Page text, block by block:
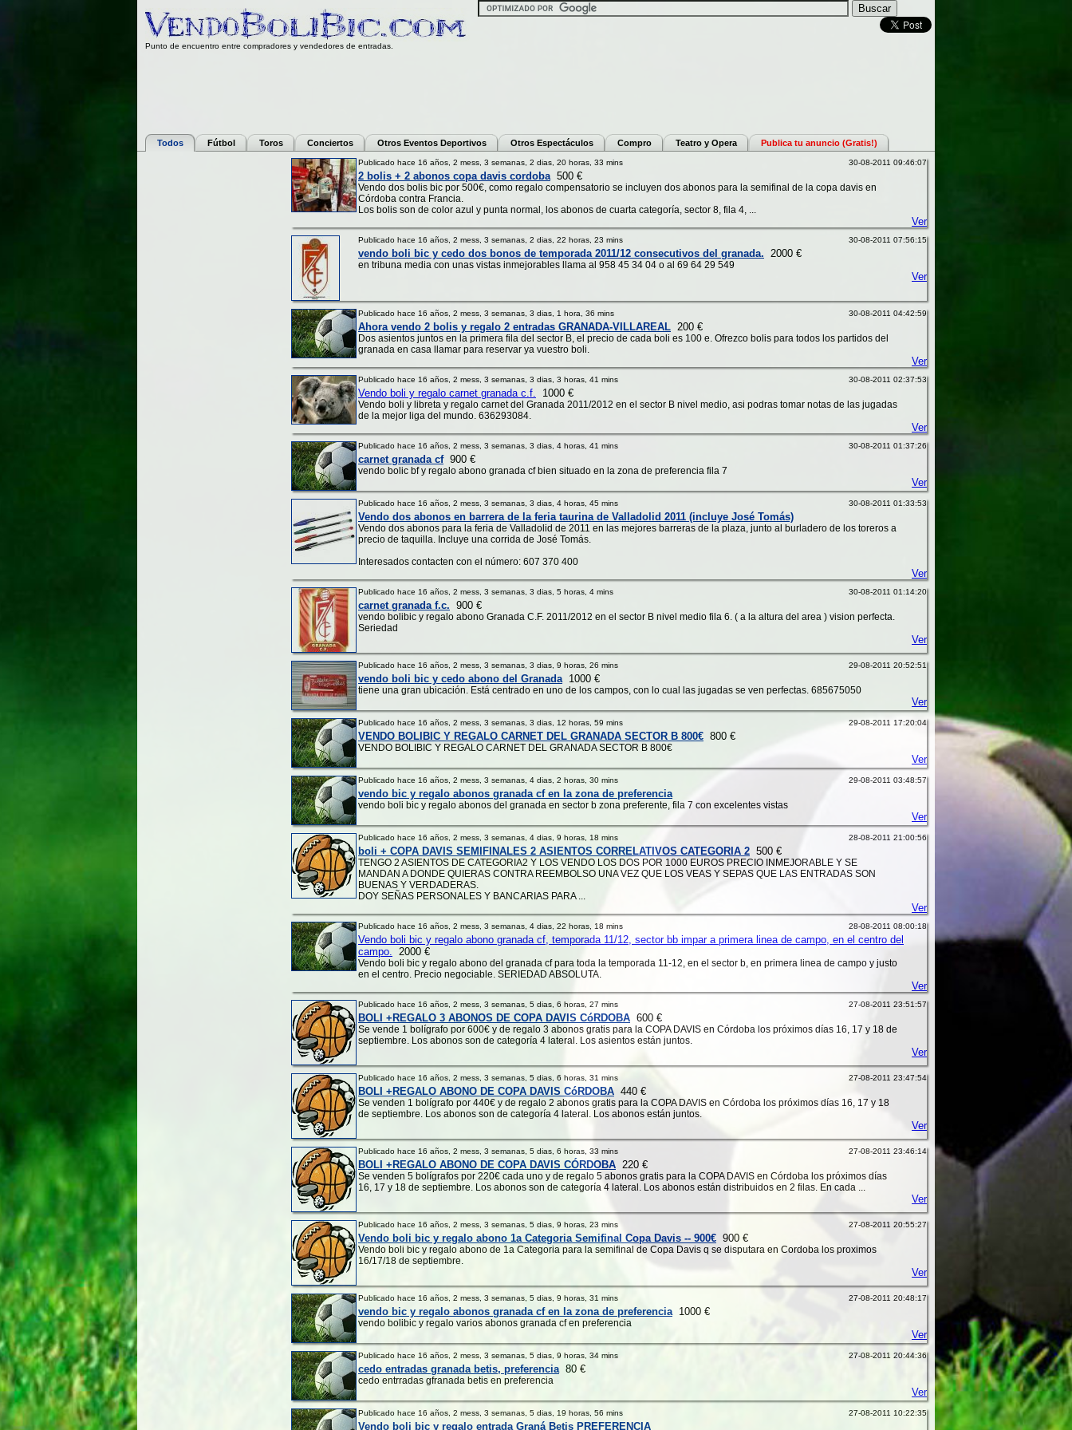
Punto de encuentro entre compradores y vendedores de entradas.
Todos Fútbol Toros Conciertos Otros Eventos Deportivos Otros Espectáculos Compro Teatro y Opera Publica tu anuncio (Gratis!)
Publicado hace 16 años, 2 mess, 3 semanas, 2 dias, 20 horas, 33 mins 30-08-2011 09:46:07
2 bolis + 2 abonos copa davis cordoba500 €
Vendo dos bolis bic por 500€, como regalo compensatorio se incluyen dos abonos para la semifinal de la copa davis en
Córdoba contra Francia.
Los bolis son de color azul y punta normal, los abonos de cuarta categoría, sector 8, fila 4, ...
Ver
Publicado hace 16 años, 2 mess, 3 semanas, 2 dias, 22 horas, 23 mins 30-08-2011 07:56:15
vendo boli bic y cedo dos bonos de temporada 2011/12 consecutivos del granada. 2000 €
en tribuna media con unas vistas inmejorables llama al 958 45 34 04 o al 69 64 29 549
Ver
Publicado hace 16 años, 2 mess, 3 semanas, 3 dias, 1 hora, 36 mins 30-08-2011 04:42:59
Ahora vendo 2 bolis y regalo 2 entradas GRANADA-VILLAREAL 200 €
Dos asientos juntos en la primera fila del sector B, el precio de cada boli es 100 e. Ofrezco bolis para todos los partidos del
granada en casa llamar para reservar ya vuestro boli.
Ver
Publicado hace 16 años, 2 mess, 3 semanas, 3 dias, 3 horas, 41 mins 30-08-2011 02:37:53
Vendo boli y regalo carnet granada c.f. 1000 €
Vendo boli y libreta y regalo carnet del Granada 2011/2012 en el sector B nivel medio, asi podras tomar notas de las jugadas
de la mejor liga del mundo. 636293084.
Ver
Publicado hace 16 años, 2 mess, 3 semanas, 3 dias, 4 horas, 41 mins 30-08-2011 01:37:26
carnet granada cf900 €
vendo bolic bf y regalo abono granada cf bien situado en la zona de preferencia fila 7
Ver
Publicado hace 16 años, 2 mess, 3 semanas, 3 dias, 4 horas, 45 mins 30-08-2011 01:33:53
Vendo dos abonos en barrera de la feria taurina de Valladolid 2011 (incluye José Tomás)
Vendo dos abonos para la feria de Valladolid de 2011 en las mejores barreras de la plaza, junto al burladero de los toreros a
precio de taquilla. Incluye una corrida de José Tomás.
Interesados contacten con el número: 607 370 400
Ver
Publicado hace 16 años, 2 mess, 3 semanas, 3 dias, 5 horas, 4 mins 30-08-2011 01:14:20
carnet granada f.c. 900 €
vendo bolibic y regalo abono Granada C.F. 2011/2012 en el sector B nivel medio fila 6. ( a la altura del area ) vision perfecta.
Seriedad
Ver
Publicado hace 16 años, 2 mess, 3 semanas, 3 dias, 9 horas, 26 mins 29-08-2011 20:52:51
vendo boli bic y cedo abono del Granada1000 €
tiene una gran ubicación. Está centrado en uno de los campos, con lo cual las jugadas se ven perfectas. 685675050
Ver
Publicado hace 16 años, 2 mess, 3 semanas, 3 dias, 12 horas, 59 mins 29-08-2011 17:20:04
VENDO BOLIBIC Y REGALO CARNET DEL GRANADA SECTOR B 800€ 800 €
VENDO BOLIBIC Y REGALO CARNET DEL GRANADA SECTOR B 800€
Ver
Publicado hace 16 años, 2 mess, 3 semanas, 4 dias, 2 horas, 30 mins 29-08-2011 03:48:57
vendo bic y regalo abonos granada cf en la zona de preferencia
vendo boli bic y regalo abonos del granada en sector b zona preferente, fila 7 con excelentes vistas
Ver
Publicado hace 16 años, 2 mess, 3 semanas, 4 dias, 9 horas, 18 mins 28-08-2011 21:00:56
boli + COPA DAVIS SEMIFINALES 2 ASIENTOS CORRELATIVOS CATEGORIA 2 500 €
TENGO 2 ASIENTOS DE CATEGORIA2 Y LOS VENDO LOS DOS POR 1000 EUROS PRECIO INMEJORABLE Y SE
MANDAN A DONDE QUIERAS CONTRA REEMBOLSO UNA VEZ QUE LOS VEAS Y SEPAS QUE LAS ENTRADAS SON
BUENAS Y VERDADERAS.
DOY SEÑAS PERSONALES Y BANCARIAS PARA ...
Ver
Publicado hace 16 años, 2 mess, 3 semanas, 4 dias, 22 horas, 18 mins 28-08-2011 08:00:18
Vendo boli bic y regalo abono granada cf, temporada 11/12, sector bb impar a primera linea de campo, en el centro del
campo. 2000 €
Vendo boli bic y regalo abono del granada cf para toda la temporada 11-12, en el sector b, en primera linea de campo y justo
en el centro. Precio negociable. SERIEDAD ABSOLUTA.
Ver
Publicado hace 16 años, 2 mess, 3 semanas, 5 dias, 6 horas, 27 mins 27-08-2011 23:51:57
BOLI +REGALO 3 ABONOS DE COPA DAVIS CóRDOBA 600 €
Se vende 1 bolígrafo por 600€ y de regalo 3 abonos gratis para la COPA DAVIS en Córdoba los próximos días 16, 17 y 18 de
septiembre. Los abonos son de categoría 4 lateral. Los asientos están juntos.
Ver
Publicado hace 16 años, 2 mess, 3 semanas, 5 dias, 6 horas, 31 mins 27-08-2011 23:47:54
BOLI +REGALO ABONO DE COPA DAVIS CóRDOBA 440 €
Se venden 1 bolígrafo por 440€ y de regalo 2 abonos gratis para la COPA DAVIS en Córdoba los próximos días 16, 17 y 18
de septiembre. Los abonos son de categoría 4 lateral. Los abonos están juntos.
Ver
Publicado hace 16 años, 2 mess, 3 semanas, 5 dias, 6 horas, 33 mins 27-08-2011 23:46:14
BOLI +REGALO ABONO DE COPA DAVIS CÓRDOBA 220 €
Se venden 5 bolígrafos por 220€ cada uno y de regalo 5 abonos gratis para la COPA DAVIS en Córdoba los próximos días
16, 17 y 18 de septiembre. Los abonos son de categoría 4 lateral. Los abonos están distribuidos en 2 filas. En cada ...
Ver
Publicado hace 16 años, 2 mess, 3 semanas, 5 dias, 9 horas, 23 mins 27-08-2011 20:55:27
Vendo boli bic y regalo abono 1a Categoria Semifinal Copa Davis -- 900€ 900 €
Vendo boli bic y regalo abono de 1a Categoria para la semifinal de Copa Davis q se disputara en Cordoba los proximos
16/17/18 de septiembre.
Ver
Publicado hace 16 años, 2 mess, 3 semanas, 5 dias, 9 horas, 31 mins 27-08-2011 20:48:17
vendo bic y regalo abonos granada cf en la zona de preferencia1000 €
vendo bolibic y regalo varios abonos granada cf en preferencia
Ver
Publicado hace 16 años, 2 mess, 3 semanas, 5 dias, 9 horas, 34 mins 27-08-2011 20:44:36
cedo entradas granada betis, preferencia80 €
cedo entrradas gfranada betis en preferencia
Ver
Publicado hace 16 años, 2 mess, 3 semanas, 5 dias, 19 horas, 56 mins 27-08-2011 10:22:35
Vendo boli bic y regalo entrada Graná Betis PREFERENCIA